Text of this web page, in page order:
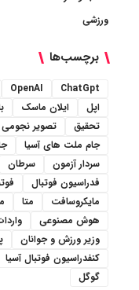
ورزشی
برچسب‌ها
ChatGpt
OpenAI
اپل
ایلان ماسک
تحقیق
تصویر نجومی
جام ملت های آسیا
سردار آزمون
سرطان
فدراسیون فوتبال
مایکروسافت
متا
هوش مصنوعی
وزیر ورزش و جوانان
کنفدراسیون فوتبال آسیا
گوگل